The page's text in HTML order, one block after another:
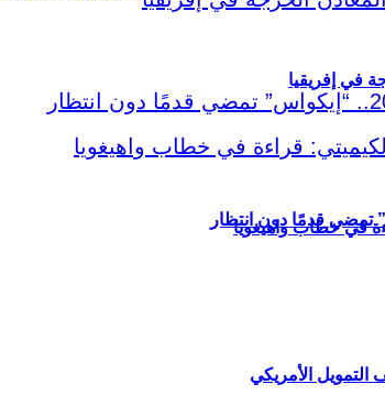
في إفريقيا
في خطاب واهيغويا
الأمريكي